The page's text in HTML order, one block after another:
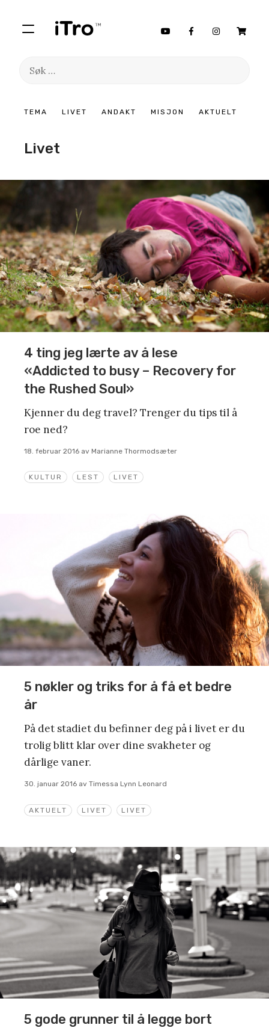
TEMA LIVET ANDAKT MISJON AKTUELT
Søk
Livet
KULTUR LEST LIVET
4 ting jeg lærte av å lese
«Addicted to busy – Recovery for
the Rushed Soul»
Kjenner du deg travel? Trenger du tips til å
roe ned?
18. februar 2016 av Marianne Thormodsæter
AKTUELT LIVET LIVET
5 nøkler og triks for å få et bedre
år
På det stadiet du befinner deg på i livet er du
trolig blitt klar over dine svakheter og
dårlige vaner.
30. januar 2016 av Timessa Lynn Leonard
5 gode grunner til å legge bort